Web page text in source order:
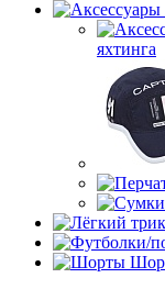
яхтинга